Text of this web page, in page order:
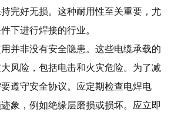
完好无损。这种耐用性至关重要，尤
下进行焊接的行业。
并非没有安全隐患。这些电缆承载的
风险，包括电击和火灾危险。为了减
遵守安全协议。应定期检查电焊电
象，例如绝缘层磨损或损坏。应立即